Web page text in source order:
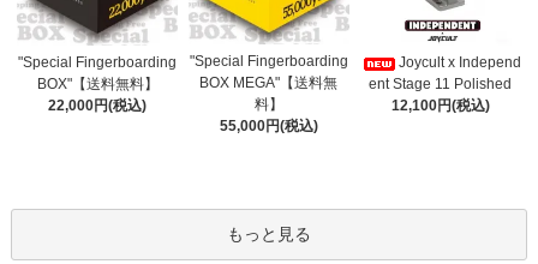
"Special Fingerboarding
BOX"【送料無料】
22,000円(税込)
"Special Fingerboarding
BOX MEGA"【送料無
料】
55,000円(税込)
Joycult x Independ
ent Stage 11 Polished
12,100円(税込)
もっと見る